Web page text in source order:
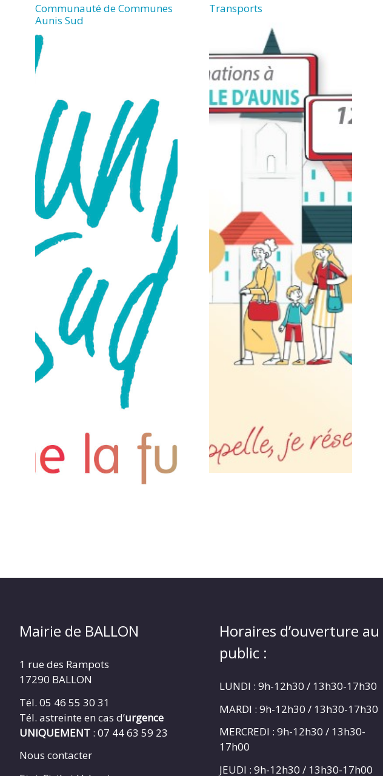
Communauté de Communes
Aunis Sud
Transports
Mairie de BALLON
1 rue des Rampots
17290 BALLON
Tél. 05 46 55 30 31
Tél. astreinte en cas d’urgence
UNIQUEMENT : 07 44 63 59 23
Nous contacter
Horaires d’ouverture au
public :
LUNDI : 9h-12h30 / 13h30-17h30
MARDI : 9h-12h30 / 13h30-17h30
MERCREDI : 9h-12h30 / 13h30-
17h00
JEUDI : 9h-12h30 / 13h30-17h00